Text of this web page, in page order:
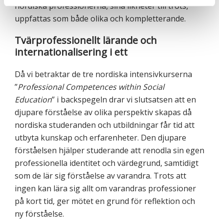
nordiska professionerna, sina likheter till trots,
uppfattas som både olika och kompletterande.
Tvärprofessionellt lärande och
internationalisering i ett
Då vi betraktar de tre nordiska intensivkurserna
”Professional Competences within Social
Education” i backspegeln drar vi slutsatsen att en
djupare förståelse av olika perspektiv skapas då
nordiska studeranden och utbildningar får tid att
utbyta kunskap och erfarenheter. Den djupare
förståelsen hjälper studerande att renodla sin egen
professionella identitet och värdegrund, samtidigt
som de lär sig förståelse av varandra. Trots att
ingen kan lära sig allt om varandras professioner
på kort tid, ger mötet en grund för reflektion och
ny förståelse.